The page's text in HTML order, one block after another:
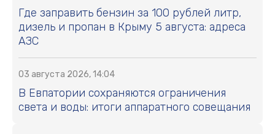
Где заправить бензин за 100 рублей литр,
дизель и пропан в Крыму 5 августа: адреса
АЗС
03 августа 2026, 14:04
В Евпатории сохраняются ограничения
света и воды: итоги аппаратного совещания